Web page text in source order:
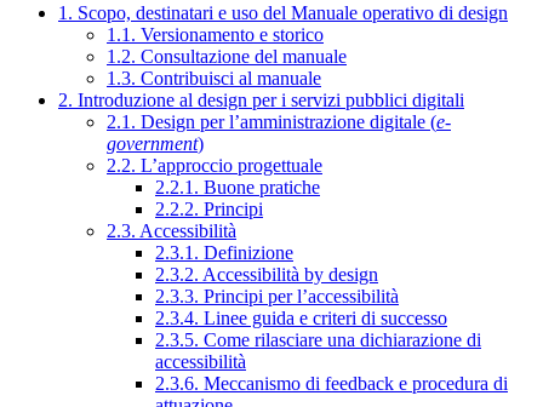
1. Scopo, destinatari e uso del Manuale operativo di design
1.1. Versionamento e storico
1.2. Consultazione del manuale
1.3. Contribuisci al manuale
2. Introduzione al design per i servizi pubblici digitali
2.1. Design per l’amministrazione digitale (e-
government)
2.2. L’approccio progettuale
2.2.1. Buone pratiche
2.2.2. Principi
2.3. Accessibilità
2.3.1. Definizione
2.3.2. Accessibilità by design
2.3.3. Principi per l’accessibilità
2.3.4. Linee guida e criteri di successo
2.3.5. Come rilasciare una dichiarazione di
accessibilità
2.3.6. Meccanismo di feedback e procedura di